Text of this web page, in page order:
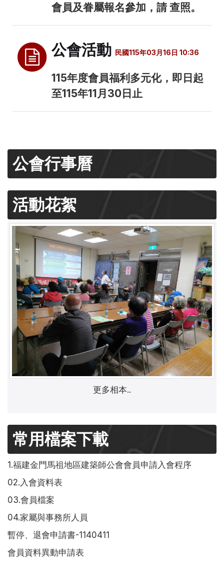
會員及眷屬報名參加，請 查照。
公會活動 民國115年03月16日 10:36
115年度會員福利多元化，即日起
至115年11月30日止
公會行事曆
活動花絮
更多相本..
常用檔案下載
1.福建金門馬祖地區建築師公會會員申請入會程序
02.入會資料表
03.會員檔案
04.家屬與事務所人員
暫停、退會申請書-1140411
會員資料異動申請表